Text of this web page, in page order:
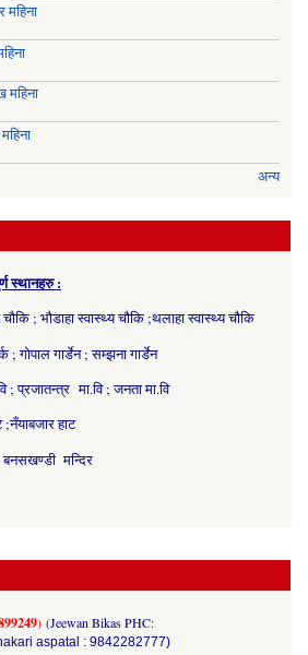
अन्य
स्थानहरु :
; भौडाहा स्वास्थ्य चौकि ;थलाहा स्वास्थ्य चौकि
; गोपाल गार्डेन ; सम्झना गार्डेन
; प्रजातन्त्र मा.वि ; जनता मा.वि
हाट
बनसखण्डी मन्दिर
) (Jeewan Bikas PHC:
aspatal : 9842282777)